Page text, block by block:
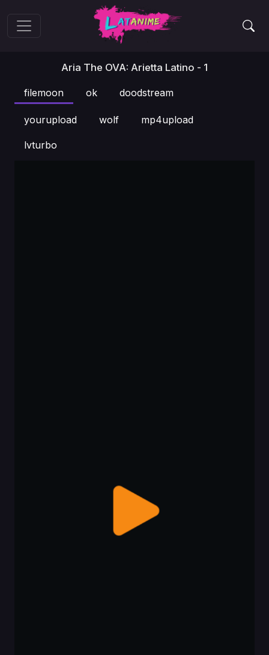
Aria The OVA: Arietta Latino - 1
filemoon ok doodstream
yourupload wolf mp4upload
lvturbo